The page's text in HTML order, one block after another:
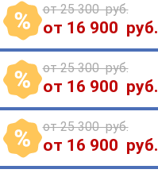
от 25 300 руб.
от 16 900 руб.
от 25 300 руб.
от 16 900 руб.
от 25 300 руб.
от 16 900 руб.